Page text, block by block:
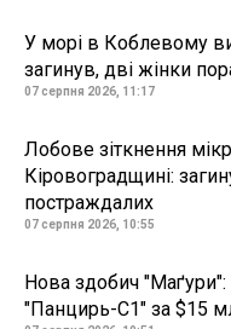
У морі в Коблевому
загинув, дві жінки
07 серпня 2026, 11:17
Лобове зіткнення
Кіровоградщині:
постраждалих
07 серпня 2026, 10:55
Нова здобич
"Панцирь-С1" за $15